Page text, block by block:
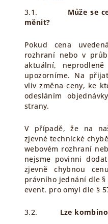
3.1.
Může se
měnit?
Pokud cena
rozhraní nebo v
aktuální,
upozorníme. Na
vliv změna ceny, ke
odesláním
strany.
V případě, že na
zjevné technické
webovém rozhraní
nejsme povinni
zjevně chybnou
právního jednání dle
event. pro omyl dle §
3.2. Lze